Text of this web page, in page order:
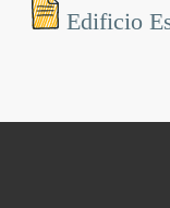
Edificio